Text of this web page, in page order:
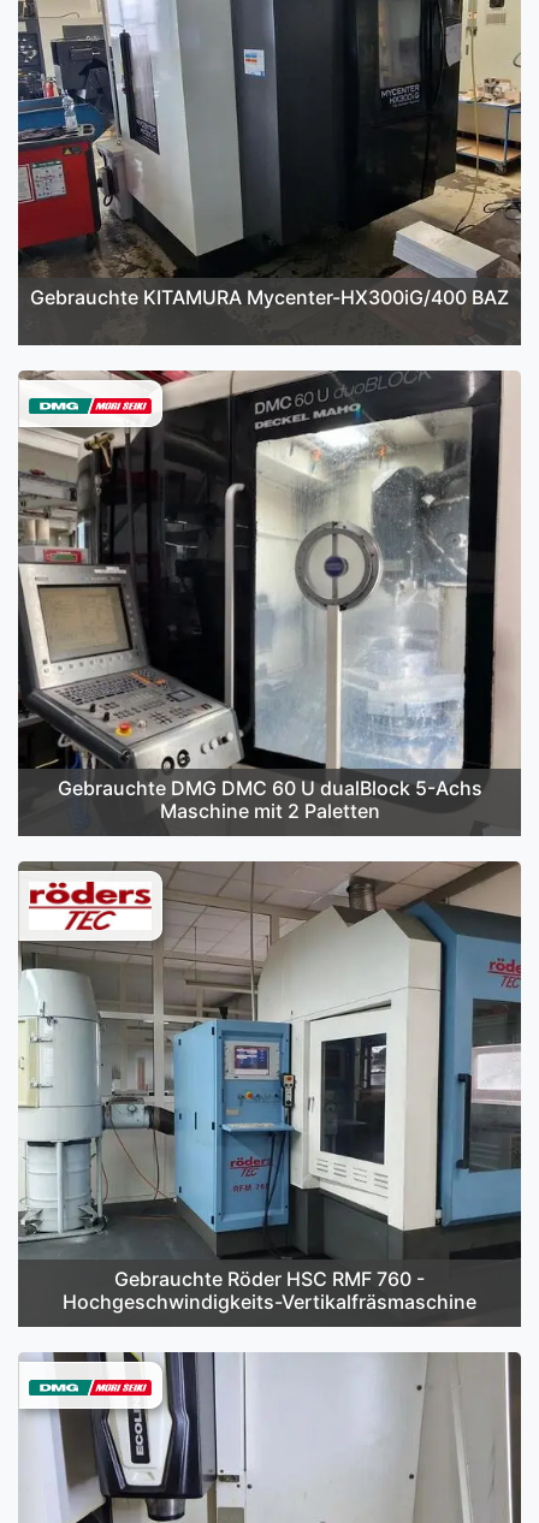
Gebrauchte KITAMURA Mycenter-HX300iG/400 BAZ
Gebrauchte DMG DMC 60 U dualBlock 5-Achs
Maschine mit 2 Paletten
Gebrauchte Röder HSC RMF 760 -
Hochgeschwindigkeits-Vertikalfräsmaschine